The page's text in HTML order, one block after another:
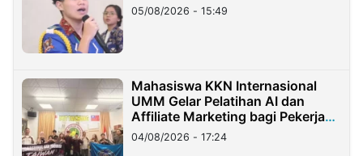
05/08/2026 - 15:49
Mahasiswa KKN Internasional
UMM Gelar Pelatihan AI dan
Affiliate Marketing bagi Pekerja
Migran Indonesia di Taiwan
04/08/2026 - 17:24